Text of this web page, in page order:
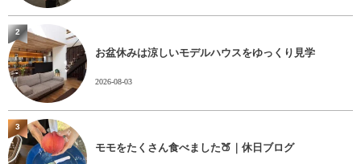
お盆休みは涼しいモデルハウスをゆっくり見学
2026-08-03
2
モモをたくさん食べました🍑｜休日ブログ
3